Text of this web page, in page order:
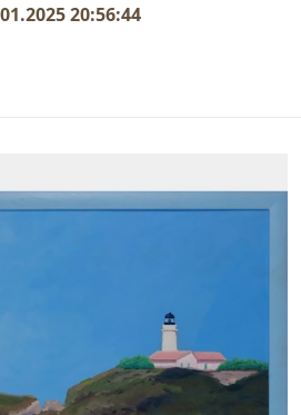
20:56:44